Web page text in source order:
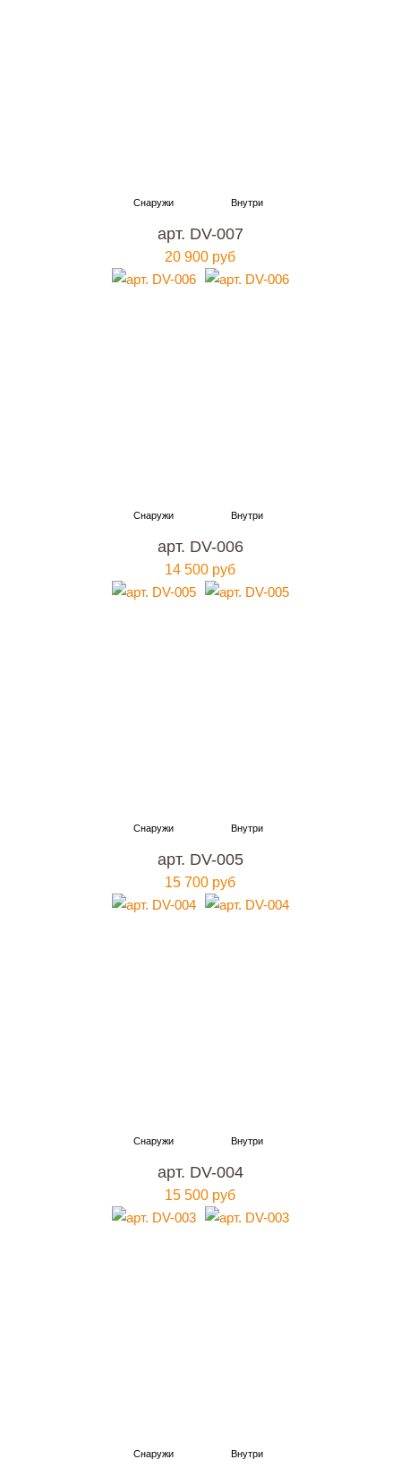
арт. DV-007
20 900 руб
арт. DV-006
14 500 руб
арт. DV-005
15 700 руб
арт. DV-004
15 500 руб